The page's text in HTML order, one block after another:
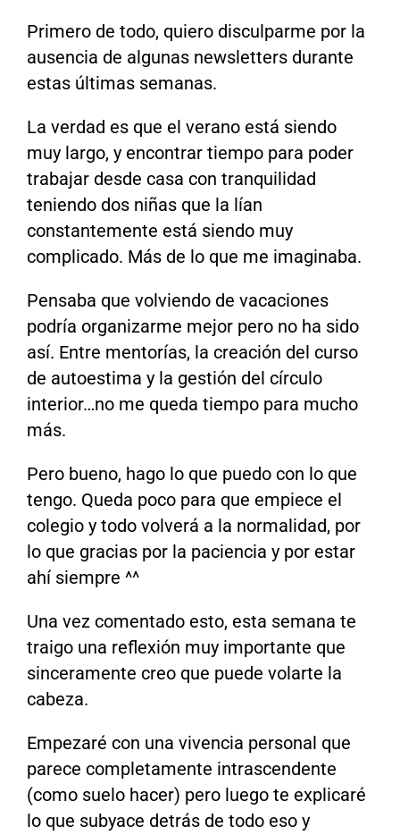
Primero de todo, quiero disculparme por la
ausencia de algunas newsletters durante
estas últimas semanas.
La verdad es que el verano está siendo
muy largo, y encontrar tiempo para poder
trabajar desde casa con tranquilidad
teniendo dos niñas que la lían
constantemente está siendo muy
complicado. Más de lo que me imaginaba.
Pensaba que volviendo de vacaciones
podría organizarme mejor pero no ha sido
así. Entre mentorías, la creación del curso
de autoestima y la gestión del círculo
interior…no me queda tiempo para mucho
más.
Pero bueno, hago lo que puedo con lo que
tengo. Queda poco para que empiece el
colegio y todo volverá a la normalidad, por
lo que gracias por la paciencia y por estar
ahí siempre ^^
Una vez comentado esto, esta semana te
traigo una reflexión muy importante que
sinceramente creo que puede volarte la
cabeza.
Empezaré con una vivencia personal que
parece completamente intrascendente
(como suelo hacer) pero luego te explicaré
lo que subyace detrás de todo eso y